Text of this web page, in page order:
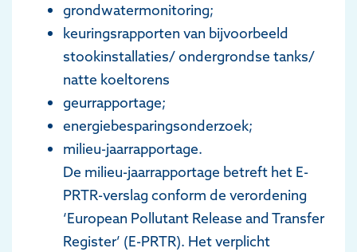
grondwatermonitoring;
keuringsrapporten van bijvoorbeeld
stookinstallaties/ ondergrondse tanks/
natte koeltorens
geurrapportage;
energiebesparingsonderzoek;
milieu-jaarrapportage.
De milieu-jaarrapportage betreft het E-
PRTR-verslag conform de verordening
‘European Pollutant Release and Transfer
Register’ (E-PRTR). Het verplicht